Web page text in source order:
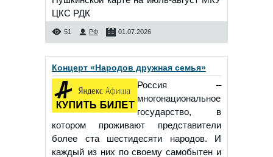
ЦКС РДК
51 РФ 01.07.2026
Концерт «Народов дружная семья»
Россия –
многонациональное
государство, в
котором проживают представители
более ста шестидесяти народов. И
каждый из них по своему самобытен и